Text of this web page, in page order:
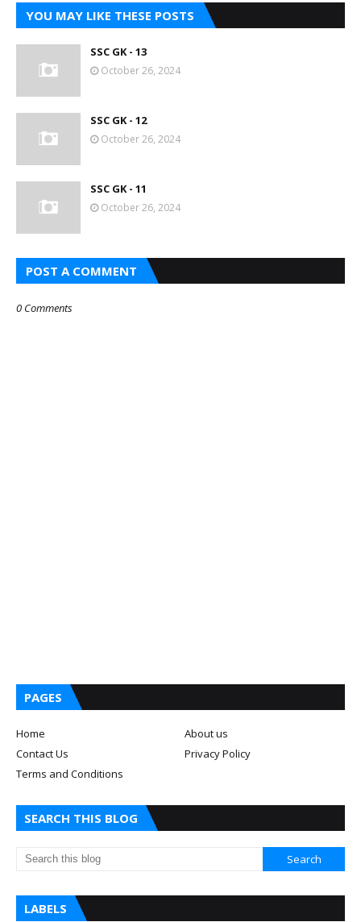
YOU MAY LIKE THESE POSTS
SSC GK - 13
October 26, 2024
SSC GK - 12
October 26, 2024
SSC GK - 11
October 26, 2024
POST A COMMENT
0 Comments
PAGES
Home
About us
Contact Us
Privacy Policy
Terms and Conditions
SEARCH THIS BLOG
LABELS